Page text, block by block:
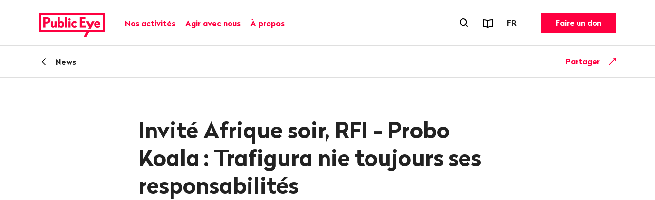
publiceye.ch
Navigation principale
Nos activités Agir avec nous À propos Ouvrir le formulaire de recherche
Rapports et dépliants
FR CHANGER DE LANGUE. LANGUE
Faire un don
RetourNews Partager
Invité Afrique soir, RFI - Probo
Koala : Trafigura nie toujours ses
responsabilités